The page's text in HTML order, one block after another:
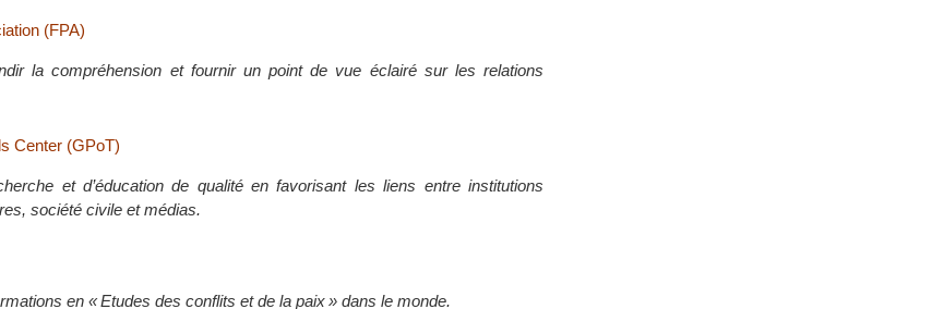
(FPA)
la compréhension et fournir un point de vue éclairé sur les relations
Center (GPoT)
et d’éducation de qualité en favorisant les liens entre institutions
société civile et médias.
en « Etudes des conflits et de la paix » dans le monde.